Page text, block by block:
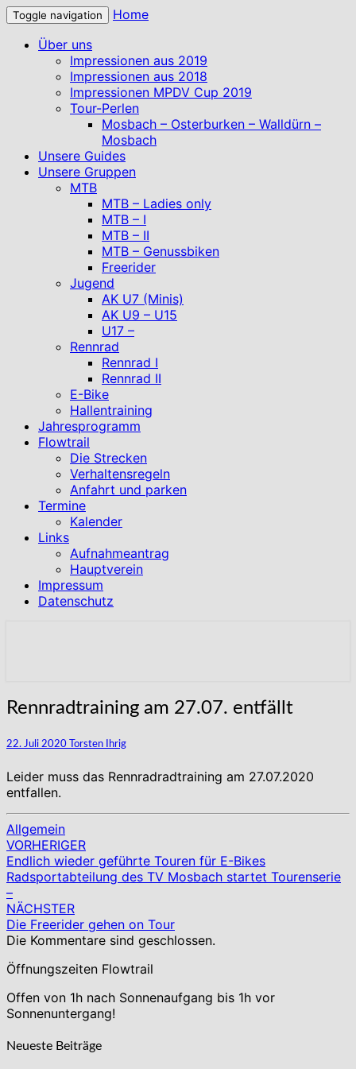
Toggle navigation
Home
Über uns
Impressionen aus 2019
Impressionen aus 2018
Impressionen MPDV Cup 2019
Tour-Perlen
Mosbach – Osterburken – Walldürn –
Mosbach
Unsere Guides
Unsere Gruppen
MTB
MTB – Ladies only
MTB – I
MTB – II
MTB – Genussbiken
Freerider
Jugend
AK U7 (Minis)
AK U9 – U15
U17 –
Rennrad
Rennrad I
Rennrad II
E-Bike
Hallentraining
Jahresprogramm
Flowtrail
Die Strecken
Verhaltensregeln
Anfahrt und parken
Termine
Kalender
Links
Aufnahmeantrag
Hauptverein
Impressum
Datenschutz
Rennradtraining
27.07.
entfällt
Rennradtraining am 27.07. entfällt
22. Juli 2020 Torsten Ihrig
Leider muss das Rennradradtraining am 27.07.2020
entfallen.
Allgemein
Beitragsnavigation
VORHERIGER
Endlich wieder geführte Touren für E-Bikes
Radsportabteilung des TV Mosbach startet Tourenserie
–
NÄCHSTER
Die Freerider gehen on Tour
Die Kommentare sind geschlossen.
Öffnungszeiten Flowtrail
Offen von 1h nach Sonnenaufgang bis 1h vor
Sonnenuntergang!
Neueste Beiträge